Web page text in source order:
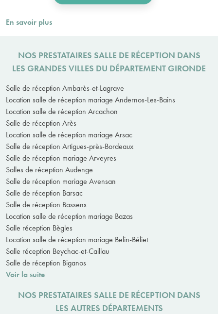
En savoir plus
NOS PRESTATAIRES SALLE DE RÉCEPTION DANS
LES GRANDES VILLES DU DÉPARTEMENT GIRONDE
Salle de réception Ambarès-et-Lagrave
Location salle de réception mariage Andernos-Les-Bains
Location salle de réception Arcachon
Salle de réception Arès
Location salle de réception mariage Arsac
Salle de réception Artigues-près-Bordeaux
Salle de réception mariage Arveyres
Salles de réception Audenge
Salle de réception mariage Avensan
Salle de réception Barsac
Salle de réception Bassens
Location salle de réception mariage Bazas
Salle réception Bègles
Location salle de réception mariage Belin-Béliet
Salle réception Beychac-et-Caillau
Salle de réception Biganos
Voir la suite
NOS PRESTATAIRES SALLE DE RÉCEPTION DANS
LES AUTRES DÉPARTEMENTS